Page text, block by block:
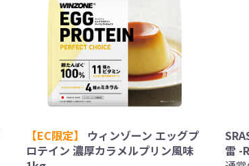
【EC限定】
ウィンゾーン エッグプ
ロテイン 濃厚カラメルプリン風味
雷 -